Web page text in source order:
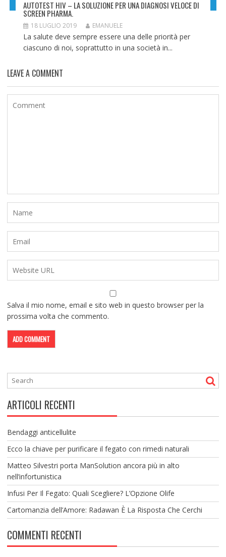
AUTOTEST HIV – LA SOLUZIONE PER UNA DIAGNOSI VELOCE DI
SCREEN PHARMA.
18 LUGLIO 2019 EMANUELE
La salute deve sempre essere una delle priorità per
ciascuno di noi, soprattutto in una società in...
LEAVE A COMMENT
Salva il mio nome, email e sito web in questo browser per la
prossima volta che commento.
ARTICOLI RECENTI
Bendaggi anticellulite
Ecco la chiave per purificare il fegato con rimedi naturali
Matteo Silvestri porta ManSolution ancora più in alto
nell’infortunistica
Infusi Per Il Fegato: Quali Scegliere? L’Opzione Olife
Cartomanzia dell’Amore: Radawan È La Risposta Che Cerchi
COMMENTI RECENTI